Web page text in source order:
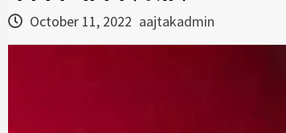
October 11, 2022 aajtakadmin